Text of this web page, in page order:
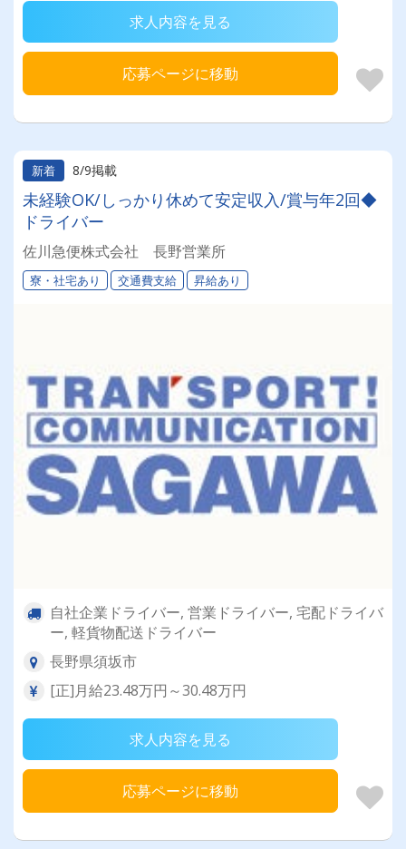
求人内容を見る
応募ページに移動
新着 8/9掲載
未経験OK/しっかり休めて安定収入/賞与年2回◆
ドライバー
佐川急便株式会社 長野営業所
寮・社宅あり 交通費支給 昇給あり
自社企業ドライバー, 営業ドライバー, 宅配ドライバ
ー, 軽貨物配送ドライバー
長野県須坂市
[正]月給23.48万円～30.48万円
求人内容を見る
応募ページに移動